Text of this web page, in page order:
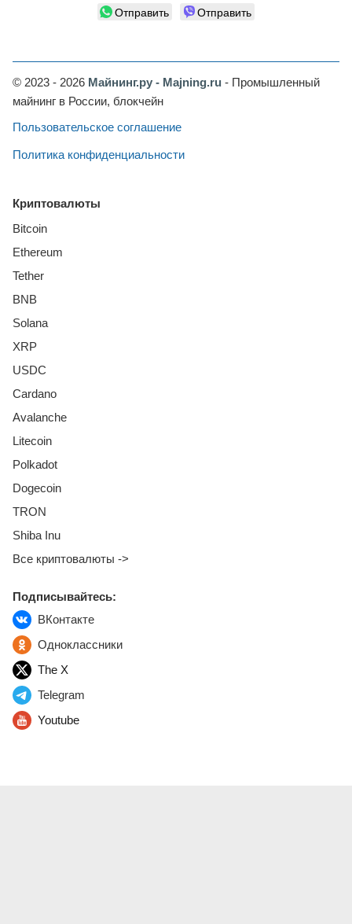
Отправить
Отправить
© 2023 - 2026 Майнинг.ру - Majning.ru - Промышленный
майнинг в России, блокчейн
Пользовательское соглашение
Политика конфиденциальности
Криптовалюты
Bitcoin
Ethereum
Tether
BNB
Solana
XRP
USDC
Cardano
Avalanche
Litecoin
Polkadot
Dogecoin
TRON
Shiba Inu
Все криптовалюты ->
Подписывайтесь:
ВКонтакте
Одноклассники
The X
Telegram
Youtube